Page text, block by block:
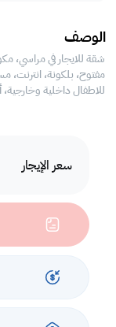
سعر الإيجار
الوصف
مفتوح، بلكونة، انترنت،
للاطفال داخلية وخارجية، أمن على مدار